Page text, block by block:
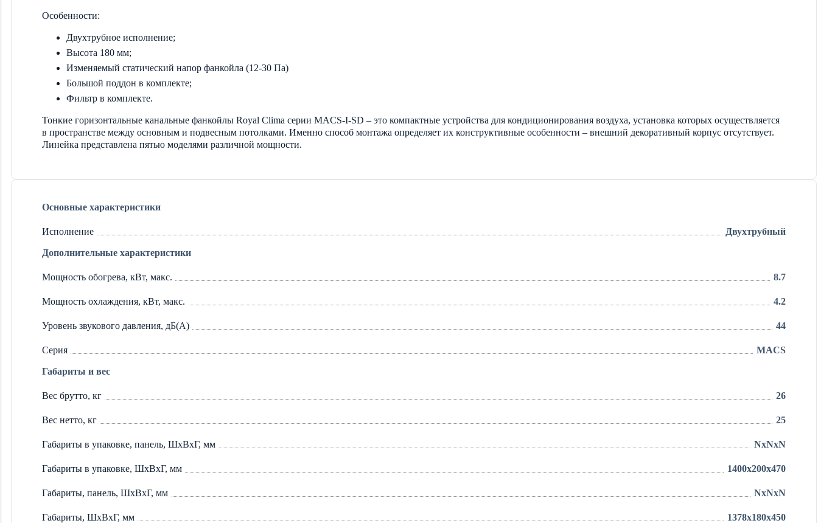
Особенности:
Двухтрубное исполнение;
Высота 180 мм;
Изменяемый статический напор фанкойла (12-30 Па)
Большой поддон в комплекте;
Фильтр в комплекте.
Тонкие горизонтальные канальные фанкойлы Royal Clima серии MACS-I-SD – это компактные устройства для кондиционирования воздуха, установка которых осуществляется
в пространстве между основным и подвесным потолками. Именно способ монтажа определяет их конструктивные особенности – внешний декоративный корпус отсутствует.
Линейка представлена пятью моделями различной мощности.
Основные характеристики
Исполнение Двухтрубный
Дополнительные характеристики
Мощность обогрева, кВт, макс. 8.7
Мощность охлаждения, кВт, макс. 4.2
Уровень звукового давления, дБ(А) 44
Серия MACS
Габариты и вес
Вес брутто, кг 26
Вес нетто, кг 25
Габариты в упаковке, панель, ШxВxГ, мм NxNxN
Габариты в упаковке, ШxВxГ, мм 1400x200x470
Габариты, панель, ШxВxГ, мм NxNxN
Габариты, ШxВxГ, мм 1378x180x450